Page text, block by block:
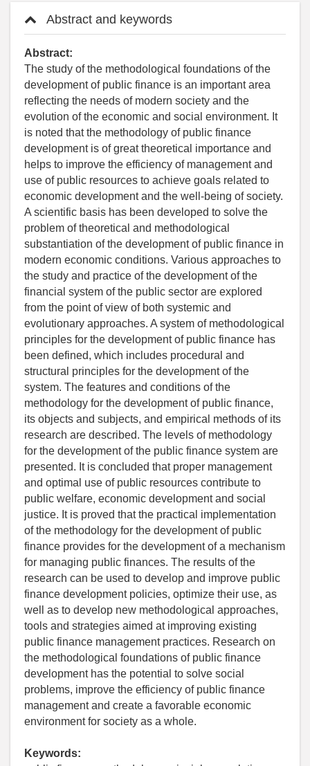
Abstract and keywords
Abstract:
The study of the methodological foundations of the
development of public finance is an important area
reflecting the needs of modern society and the
evolution of the economic and social environment. It
is noted that the methodology of public finance
development is of great theoretical importance and
helps to improve the efficiency of management and
use of public resources to achieve goals related to
economic development and the well-being of society.
A scientific basis has been developed to solve the
problem of theoretical and methodological
substantiation of the development of public finance in
modern economic conditions. Various approaches to
the study and practice of the development of the
financial system of the public sector are explored
from the point of view of both systemic and
evolutionary approaches. A system of methodological
principles for the development of public finance has
been defined, which includes procedural and
structural principles for the development of the
system. The features and conditions of the
methodology for the development of public finance,
its objects and subjects, and empirical methods of its
research are described. The levels of methodology
for the development of the public finance system are
presented. It is concluded that proper management
and optimal use of public resources contribute to
public welfare, economic development and social
justice. It is proved that the practical implementation
of the methodology for the development of public
finance provides for the development of a mechanism
for managing public finances. The results of the
research can be used to develop and improve public
finance development policies, optimize their use, as
well as to develop new methodological approaches,
tools and strategies aimed at improving existing
public finance management practices. Research on
the methodological foundations of public finance
development has the potential to solve social
problems, improve the efficiency of public finance
management and create a favorable economic
environment for society as a whole.
Keywords: